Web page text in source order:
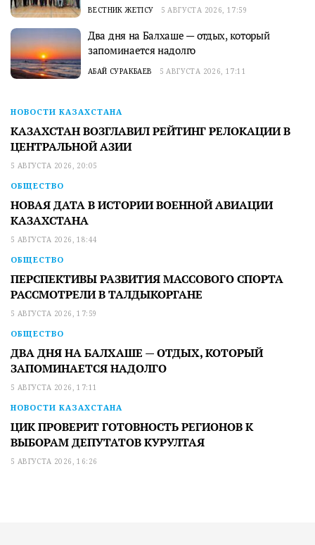
ВЕСТНИК ЖЕТІСУ 5 АВГУСТА 2026, 17:59
Два дня на Балхаше — отдых, который
запоминается надолго
АБАЙ СУРАКБАЕВ 5 АВГУСТА 2026, 17:11
НОВОСТИ КАЗАХСТАНА
КАЗАХСТАН ВОЗГЛАВИЛ РЕЙТИНГ РЕЛОКАЦИИ В
ЦЕНТРАЛЬНОЙ АЗИИ
5 АВГУСТА 2026, 20:05
ОБЩЕСТВО
НОВАЯ ДАТА В ИСТОРИИ ВОЕННОЙ АВИАЦИИ
КАЗАХСТАНА
5 АВГУСТА 2026, 18:44
ОБЩЕСТВО
ПЕРСПЕКТИВЫ РАЗВИТИЯ МАССОВОГО СПОРТА
РАССМОТРЕЛИ В ТАЛДЫКОРГАНЕ
5 АВГУСТА 2026, 17:59
ОБЩЕСТВО
ДВА ДНЯ НА БАЛХАШЕ — ОТДЫХ, КОТОРЫЙ
ЗАПОМИНАЕТСЯ НАДОЛГО
5 АВГУСТА 2026, 17:11
НОВОСТИ КАЗАХСТАНА
ЦИК ПРОВЕРИТ ГОТОВНОСТЬ РЕГИОНОВ К
ВЫБОРАМ ДЕПУТАТОВ КУРУЛТАЯ
5 АВГУСТА 2026, 16:26